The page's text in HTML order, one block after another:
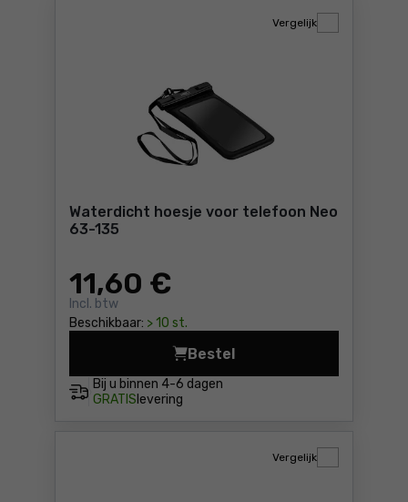
Waterdicht hoesje voor telefoon Neo
63-135
11,60 €
Incl. btw
Beschikbaar: > 10 st.
Vergelijk
Bij u binnen 4-6 dagen
GRATIS levering
Bestel
Waterdicht hoesje voor
Vergelijk